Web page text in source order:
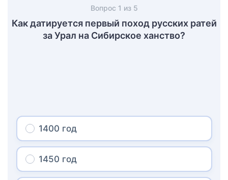
Вопрос 1 из 5
Как датируется первый поход русских ратей
за Урал на Сибирское ханство?
1400 год
1450 год